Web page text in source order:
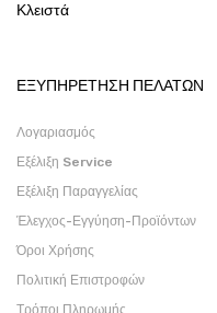
Κλειστά
ΕΞΥΠΗΡΕΤΗΣΗ ΠΕΛΑΤΩΝ
Λογαριασμός
Εξέλιξη Service
Εξέλιξη Παραγγελίας
Έλεγχος-Εγγύηση-Προϊόντων
Όροι Χρήσης
Πολιτική Επιστροφών
Τρόποι Πληρωμής